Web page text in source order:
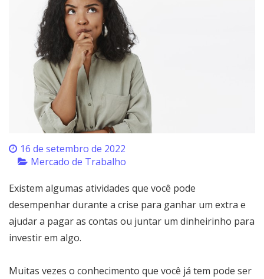
16 de setembro de 2022
Mercado de Trabalho
Existem algumas atividades que você pode
desempenhar durante a crise para ganhar um extra e
ajudar a pagar as contas ou juntar um dinheirinho para
investir em algo.
Muitas vezes o conhecimento que você já tem pode ser